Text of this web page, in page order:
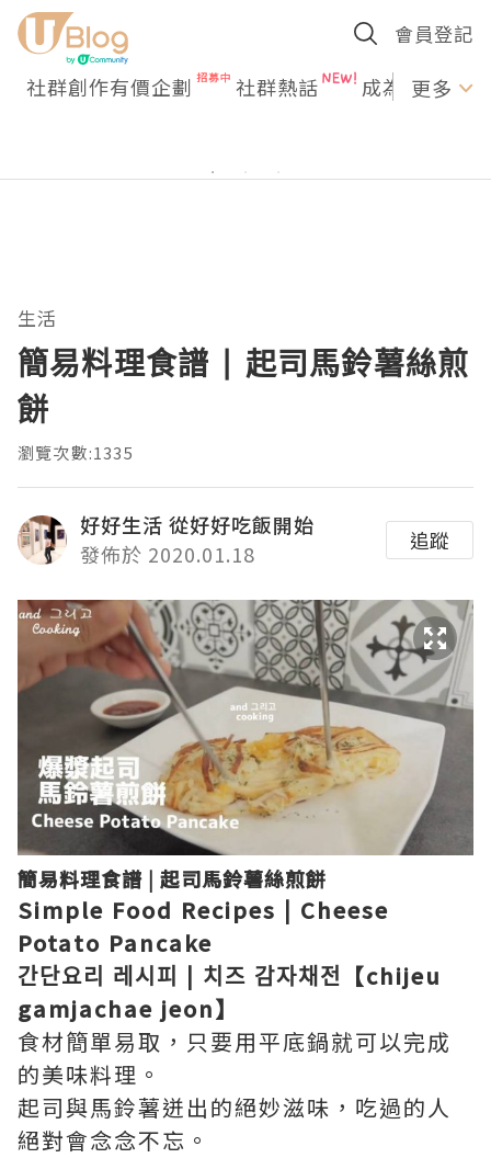
會員登記
社群創作有價企劃 社群熱話 成為U更多
生活
簡易料理食譜 | 起司馬鈴薯絲煎
餅
瀏覽次數:1335
好好生活 從好好吃飯開始
發佈於 2020.01.18
追蹤
簡易料理食譜 | 起司馬鈴薯絲煎餅
Simple Food Recipes | Cheese
Potato Pancake
간단요리 레시피 | 치즈 감자채전【chijeu
gamjachae jeon】
食材簡單易取，只要用平底鍋就可以完成
的美味料理。
起司與馬鈴薯迸出的絕妙滋味，吃過的人
絕對會念念不忘。